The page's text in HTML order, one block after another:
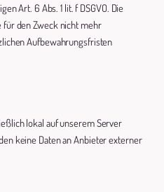
Art. 6 Abs. 1 lit. f DSGVO. Die
für den Zweck nicht mehr
Aufbewahrungsfristen
lokal auf unserem Server
keine Daten an Anbieter externer